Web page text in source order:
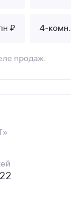
₽ 4-комн.
продаж.